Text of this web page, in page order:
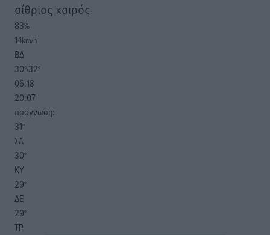
αίθριος καιρός
83%
14km/h
ΒΔ
30°/32°
06:18
20:07
πρόγνωση:
31°
ΣΑ
30°
ΚΥ
29°
ΔΕ
29°
ΤΡ